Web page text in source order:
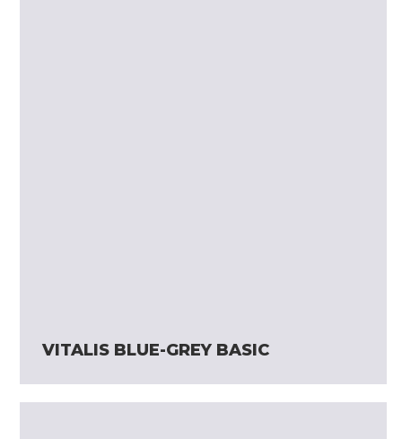
VITALIS BLUE-GREY BASIC